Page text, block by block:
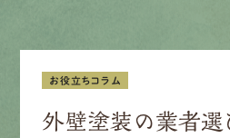
お役立ちコラム
外壁塗装の業者